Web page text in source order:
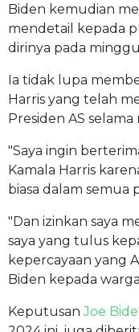
Biden kemudian
mendetail kepada
dirinya pada
Ia tidak lupa
Harris yang telah
Presiden AS selama
"Saya ingin
Kamala Harris
biasa dalam semua
"Dan izinkan saya
saya yang tulus
kepercayaan yang
Biden kepada warga
KeputusanJoe